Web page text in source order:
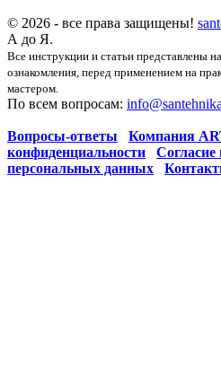
© 2026 - все права защищены!
А до Я.
Все инструкции и статьи представлены
ознакомления, перед применением на
мастером.
По всем вопросам:
Вопросы-ответы Компания
конфиденциальности
Согласие
персональных данных